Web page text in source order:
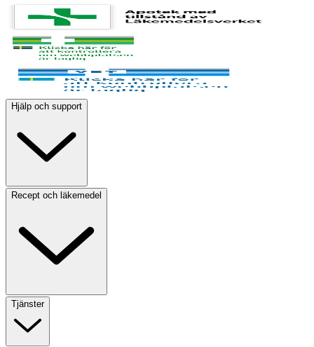
Hjälp och support
Recept och läkemedel
Tjänster